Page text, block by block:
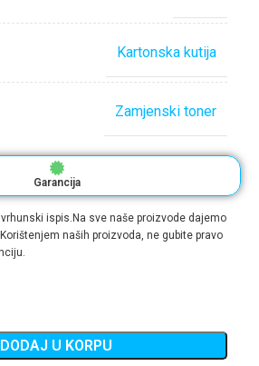
Kartonska kutija
Zamjenski toner
Garancija
ispis.Na sve naše proizvode dajemo
naših proizvoda, ne gubite pravo
DODAJ U KORPU